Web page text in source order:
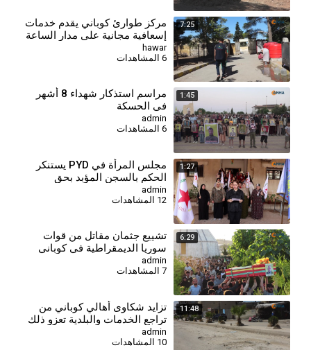
7:25
مركز طوارئ كوباني يقدم خدمات
إسعافية مجانية على مدار الساعة
لأهالي المدينة وريفها
hawar
6 المشاهدات
1:45
⁣مراسم استذكار شهداء 8 أشهر
في الحسكة
admin
6 المشاهدات
1:27
مجلس المرأة في PYD يستنكر
الحكم بالسجن المؤبد بحق
المقاتلة جيجك كوباني
admin
12 المشاهدات
6:29
⁣تشييع جثمان مقاتل من قوات
سوريا الديمقراطية في كوباني
admin
7 المشاهدات
11:48
⁣تزايد شكاوى أهالي كوباني من
تراجع الخدمات والبلدية تعزو ذلك
لغياب الدعم
admin